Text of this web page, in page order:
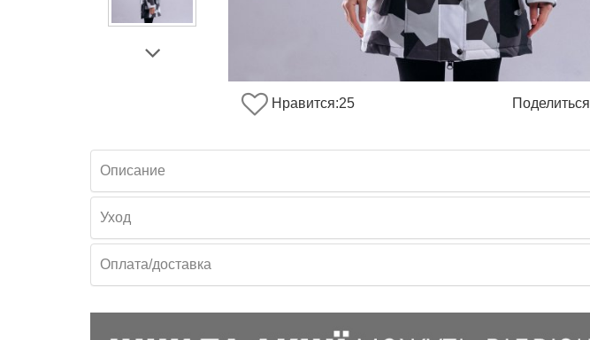
Нравится:25 Поделиться
Описание
Уход
Оплата/доставка